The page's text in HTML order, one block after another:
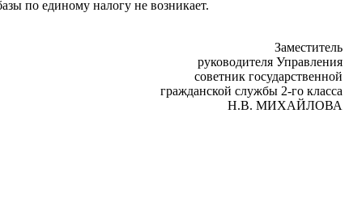
по единому налогу не возникает.
Заместитель
руководителя Управления
советник государственной
гражданской службы 2-го класса
Н.В. МИХАЙЛОВА